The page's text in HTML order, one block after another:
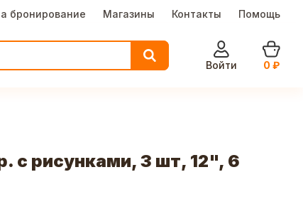
бронирование Магазины Контакты Помощь
Войти
0 ₽
с рисунками, 3 шт, 12", 6